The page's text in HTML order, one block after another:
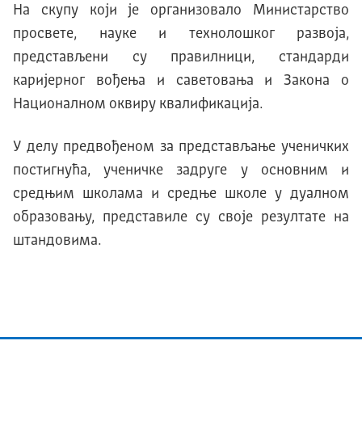
На скупу који је организовало Министарство
просвете, науке и технолошког развоја,
представљени су правилници, стандарди
каријерног вођења и саветовања и Закона о
Националном оквиру квалификација.
У делу предвођеном за представљање ученичких
постигнућа, ученичке задруге у основним и
средњим школама и средње школе у дуалном
образовању, представиле су своје резултате на
штандовима.